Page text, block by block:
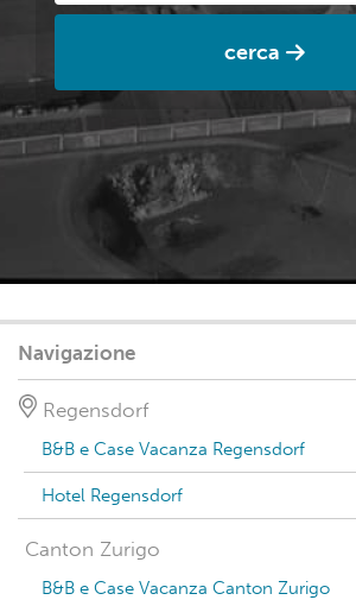
cerca
Navigazione
Regensdorf
B&B e Case Vacanza Regensdorf
Hotel Regensdorf
Canton Zurigo
B&B e Case Vacanza Canton Zurigo